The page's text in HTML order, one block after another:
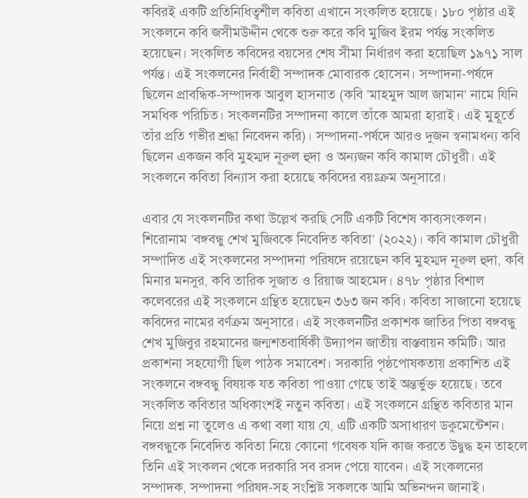
কবিরই একটি প্রতিনিধিত্বশীল কবিতা এখানে সংকলিত হয়েছে। ১৮০ পৃষ্ঠার এই
সংকলনে কবি জসীমউদ্দীন থেকে শুরু করে কবি মুজিব ইরম পর্যন্ত সংকলিত
হয়েছেন। সংকলিত কবিদের বয়সের শেষ সীমা নির্ধারণ করা হয়েছিল ১৯৭১ সাল
পর্যন্ত। এই সংকলনের নির্বাহী সম্পাদক মোবারক হোসেন। সম্পাদনা-পর্ষদে
ছিলেন প্রাবন্ধিক-সম্পাদক আবুল হাসনাত (কবি ‘মাহমুদ আল জামান’ নামে যিনি
সমধিক পরিচিত। সংকলনটির সম্পাদনা কালে তাঁকে আমরা হারাই। এই মুহূর্তে
তাঁর প্রতি গভীর শ্রদ্ধা নিবেদন করি)। সম্পাদনা-পর্ষদে আরও দুজন স্বনামধন্য কবি
ছিলেন একজন কবি মুহম্মদ নূরুল হুদা ও অন্যজন কবি কামাল চৌধুরী। এই
সংকলনে কবিতা বিন্যাস করা হয়েছে কবিদের বয়ঃক্রম অনুসারে।
এবার যে সংকলনটির কথা উল্লেখ করছি সেটি একটি বিশেষ কাব্যসংকলন।
শিরোনাম ‘বঙ্গবন্ধু শেখ মুজিবকে নিবেদিত কবিতা’ (২০২২)। কবি কামাল চৌধুরী
সম্পাদিত এই সংকলনের সম্পাদনা পরিষদে রয়েছেন কবি মুহম্মদ নূরুল হুদা, কবি
মিনার মনসুর, কবি তারিক সুজাত ও রিয়াজ আহমেদ। ৪৭৮ পৃষ্ঠার বিশাল
কলেবরের এই সংকলনে গ্রন্থিত হয়েছেন ৩৬৩ জন কবি। কবিতা সাজানো হয়েছে
কবিদের নামের বর্ণক্রম অনুসারে। এই সংকলনটির প্রকাশক জাতির পিতা বঙ্গবন্ধু
শেখ মুজিবুর রহমানের জন্মশতবার্ষিকী উদ্যাপন জাতীয় বাস্তবায়ন কমিটি। আর
প্রকাশনা সহযোগী ছিল পাঠক সমাবেশ। সরকারি পৃষ্ঠপোষকতায় প্রকাশিত এই
সংকলনে বঙ্গবন্ধু বিষয়ক যত কবিতা পাওয়া গেছে তাই অন্তর্ভুক্ত হয়েছে। তবে
সংকলিত কবিতার অধিকাংশই নতুন কবিতা। এই সংকলনে গ্রন্থিত কবিতার মান
নিয়ে প্রশ্ন না তুলেও এ কথা বলা যায় যে, এটি একটি অসাধারণ ডকুমেন্টেশন।
বঙ্গবন্ধুকে নিবেদিত কবিতা নিয়ে কোনো গবেষক যদি কাজ করতে উদ্বুদ্ধ হন তাহলে
তিনি এই সংকলন থেকে দরকারি সব রসদ পেয়ে যাবেন। এই সংকলনের
সম্পাদক, সম্পাদনা পরিষদ-সহ সংশ্লিষ্ট সকলকে আমি অভিনন্দন জানাই।